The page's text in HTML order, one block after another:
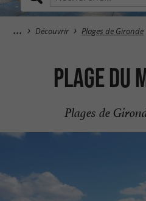
Découvrir Plages de Gironde
Plage du
Plages de